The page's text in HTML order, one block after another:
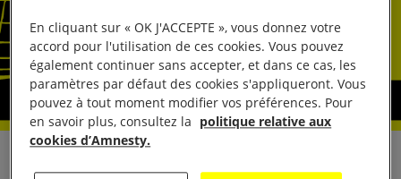
En cliquant sur « OK J'ACCEPTE », vous donnez votre
accord pour l'utilisation de ces cookies. Vous pouvez
également continuer sans accepter, et dans ce cas, les
paramètres par défaut des cookies s'appliqueront. Vous
pouvez à tout moment modifier vos préférences. Pour
en savoir plus, consultez la politique relative aux
cookies d’Amnesty.